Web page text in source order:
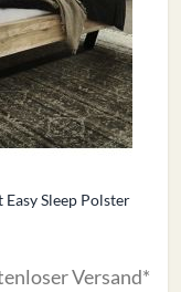
Sleep Polster
Versand*